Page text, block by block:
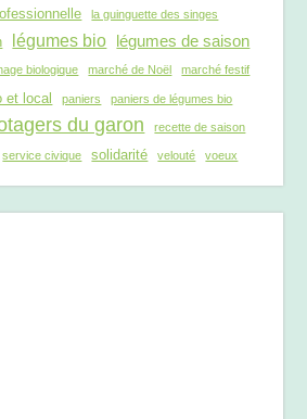
la guinguette des singes
légumes bio légumes de saison
biologique marché de Noël marché festif
et local paniers paniers de légumes bio
du garon recette de saison
service civique solidarité velouté voeux